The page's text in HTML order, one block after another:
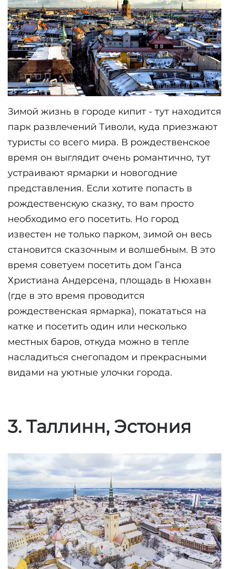
Зимой жизнь в городе кипит - тут находится
парк развлечений Тиволи, куда приезжают
туристы со всего мира. В рождественское
время он выглядит очень романтично, тут
устраивают ярмарки и новогодние
представления. Если хотите попасть в
рождественскую сказку, то вам просто
необходимо его посетить. Но город
известен не только парком, зимой он весь
становится сказочным и волшебным. В это
время советуем посетить дом Ганса
Христиана Андерсена, площадь в Нюхавн
(где в это время проводится
рождественская ярмарка), покататься на
катке и посетить один или несколько
местных баров, откуда можно в тепле
насладиться снегопадом и прекрасными
видами на уютные улочки города.
3. Таллинн, Эстония